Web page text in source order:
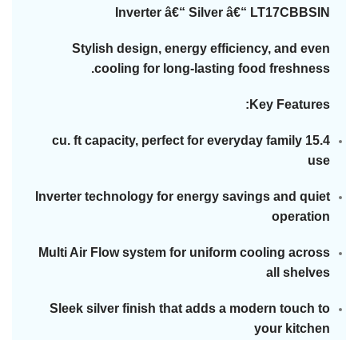
Inverter â€“ Silver â€“ LT17CBBSIN
Stylish design, energy efficiency, and even
cooling for long-lasting food freshness.
Key Features:
15.4 cu. ft capacity, perfect for everyday family
use
Inverter technology for energy savings and quiet
operation
Multi Air Flow system for uniform cooling across
all shelves
Sleek silver finish that adds a modern touch to
your kitchen